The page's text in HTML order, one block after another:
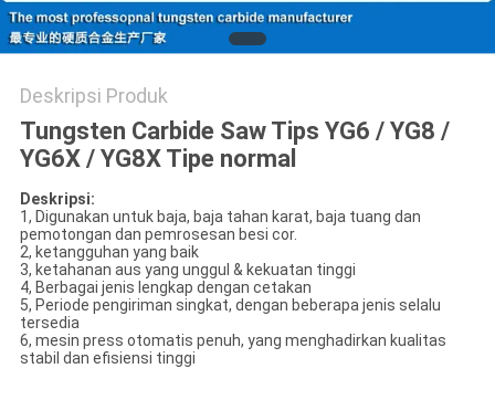
Deskripsi Produk
Tungsten Carbide Saw Tips YG6 / YG8 /
YG6X / YG8X Tipe normal
Deskripsi:
1, Digunakan untuk baja, baja tahan karat, baja tuang dan
pemotongan dan pemrosesan besi cor.
2, ketangguhan yang baik
3, ketahanan aus yang unggul & kekuatan tinggi
4, Berbagai jenis lengkap dengan cetakan
5, Periode pengiriman singkat, dengan beberapa jenis selalu
tersedia
6, mesin press otomatis penuh, yang menghadirkan kualitas
stabil dan efisiensi tinggi